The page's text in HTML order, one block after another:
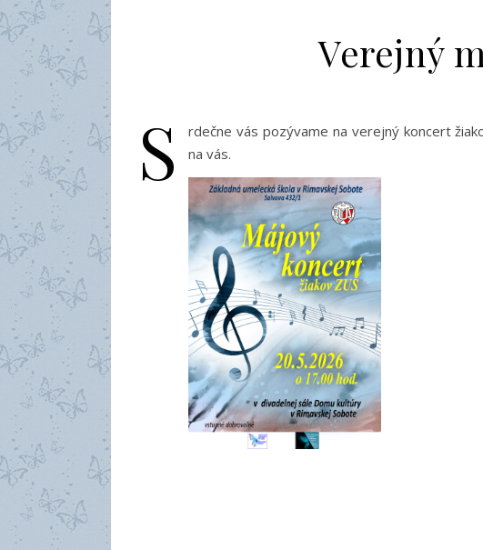
Verejný
S
rdečne vás pozývame na verejný koncert
na vás.